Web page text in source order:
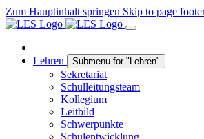
Zum Hauptinhalt springen Skip to page
Lehren Submenu for "Lehren"
Sekretariat
Schulleitungsteam
Kollegium
Leitbild
Schwerpunkte
Schulentwicklung